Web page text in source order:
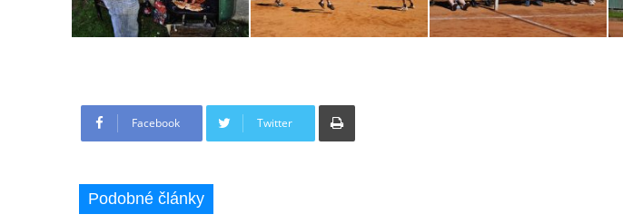
Facebook Twitter
Tisknout
Podobné články